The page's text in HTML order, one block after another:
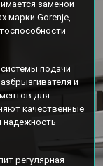
заменой
марки Gorenje,
подачи
и
для
качественные
надежность
регулярная